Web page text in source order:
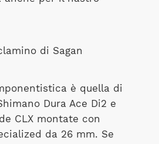
è quella di
Dura Ace Di2 e
CLX montate con
da 26 mm. Se